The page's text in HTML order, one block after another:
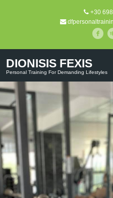
+30
DIONISIS FEXIS
Personal Training For Demanding Lifestyles